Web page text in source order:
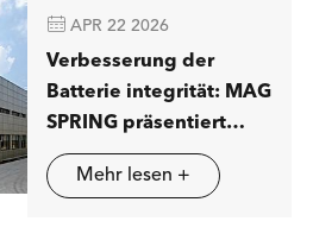
 APR 22 2026
Verbesserung der
Batterie integrität: MAG
SPRING präsentiert
fortschritt liche
Lösungen für
Mehr lesen +